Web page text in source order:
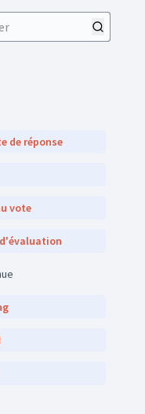
de réponse
vote
d'évaluation